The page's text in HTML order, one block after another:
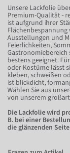
Unsere Lackfolie
Premium-Qualität -
ist aufgrund ihrer
Ausstellungen und
Feierlichkeiten,
Gastronomiebereich
bestens geeignet.
oder Kostüme lässt
kleben, schweißen
ist blickdicht,
Wählen Sie aus
von unserem
Die Lackfolie wird
B. bei einer
die glänzenden